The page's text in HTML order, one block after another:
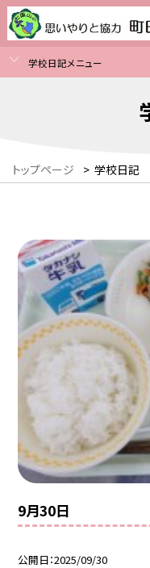
学校日記メニュー
トップページ > 学校日記
9月30日
公開日 2025/09/30